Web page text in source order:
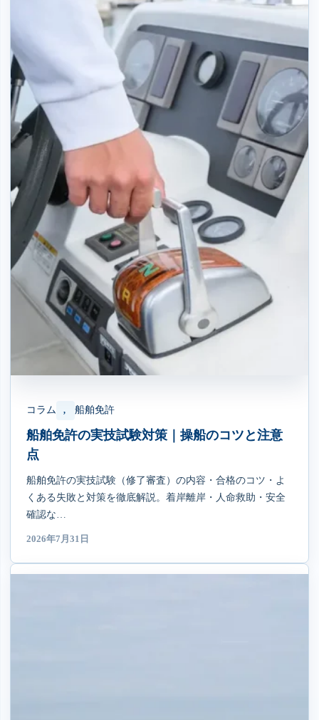
コラム , 船舶免許
船舶免許の実技試験対策｜操船のコツと注意
点
船舶免許の実技試験（修了審査）の内容・合格のコツ・よ
くある失敗と対策を徹底解説。着岸離岸・人命救助・安全
確認な…
2026年7月31日